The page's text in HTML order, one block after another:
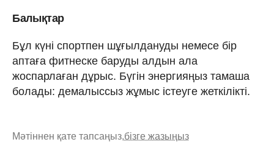
Балықтар
Бұл күні спортпен шұғылдануды немесе бір
аптаға фитнеске баруды алдын ала
жоспарлаған дұрыс. Бүгін энергияңыз тамаша
болады: демалыссыз жұмыс істеуге жеткілікті.
Мәтіннен қате тапсаңыз,бізге жазыңыз